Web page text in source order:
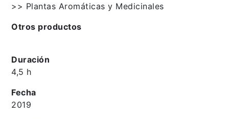
>> Plantas Aromáticas y Medicinales
Otros productos
Duración
4,5 h
Fecha
2019